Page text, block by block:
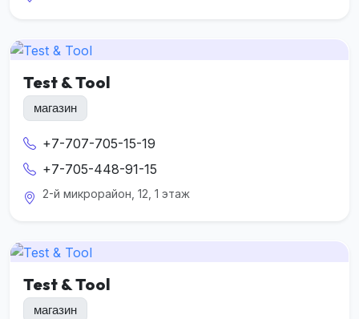
Test & Tool
магазин
+7-707-705-15-19
+7-705-448-91-15
2-й микрорайон, 12, 1 этаж
Test & Tool
магазин